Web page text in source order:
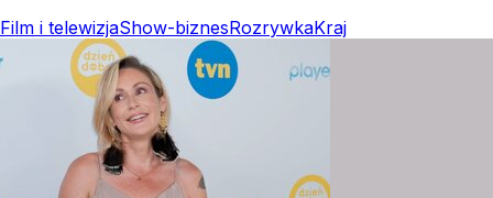
Film i telewizjaShow-biznesRozrywkaKraj